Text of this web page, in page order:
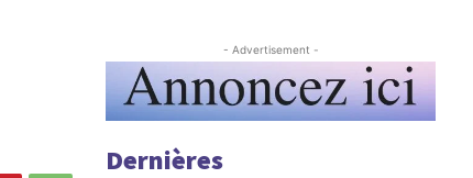
- Advertisement -
Dernières